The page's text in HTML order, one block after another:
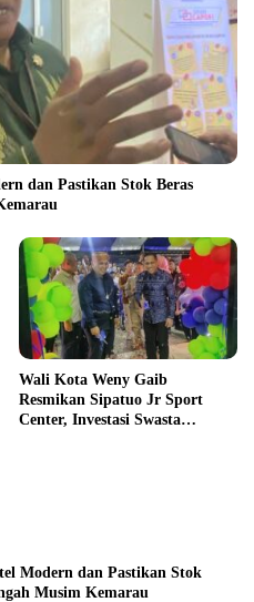
dan Pastikan Stok Beras
Wali Kota Weny Gaib
Resmikan Sipatuo Jr Sport
Center, Investasi Swasta
Modern dan Pastikan Stok
Musim Kemarau